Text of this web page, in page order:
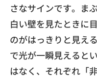
さなサインです。ま
白い壁を見たときに
のがはっきりと見え
で光が一瞬見えると
はなく、それぞれ「